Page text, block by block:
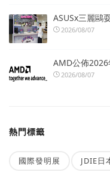
ASUSx三麗鷗
2026/08/07
AMD公佈
2026/08/07
熱門標籤
國際發明展 JDIE日